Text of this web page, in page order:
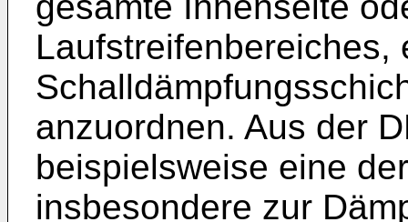
Laufstreifenbereiches,
anzuordnen. Aus der
beispielsweise eine
insbesondere zur